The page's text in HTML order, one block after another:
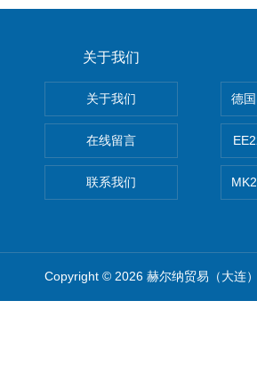
关于我们
关于我们
在线留言
联系我们
德
Copyright © 2026 赫尔纳贸易（大连